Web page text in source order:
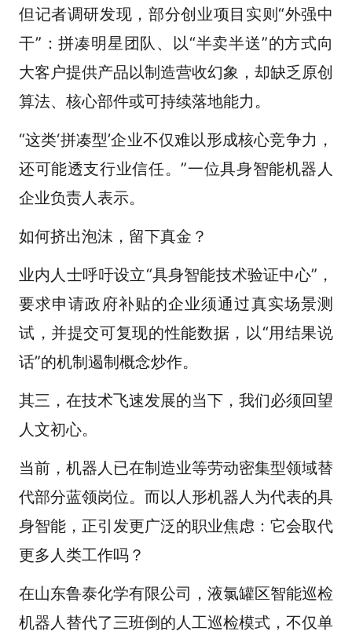
但记者调研发现，部分创业项目实则“外强中
干”：拼凑明星团队、以“半卖半送”的方式向
大客户提供产品以制造营收幻象，却缺乏原创
算法、核心部件或可持续落地能力。
“这类‘拼凑型’企业不仅难以形成核心竞争力，
还可能透支行业信任。”一位具身智能机器人
企业负责人表示。
如何挤出泡沫，留下真金？
业内人士呼吁设立“具身智能技术验证中心”，
要求申请政府补贴的企业须通过真实场景测
试，并提交可复现的性能数据，以“用结果说
话”的机制遏制概念炒作。
其三，在技术飞速发展的当下，我们必须回望
人文初心。
当前，机器人已在制造业等劳动密集型领域替
代部分蓝领岗位。而以人形机器人为代表的具
身智能，正引发更广泛的职业焦虑：它会取代
更多人类工作吗？
在山东鲁泰化学有限公司，液氯罐区智能巡检
机器人替代了三班倒的人工巡检模式，不仅单